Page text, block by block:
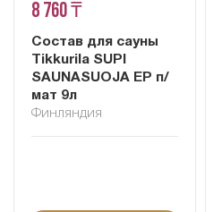
8 760 ₸
Состав для сауны
Tikkurila SUPI
SAUNASUOJA EP п/
мат 9л
Финляндия